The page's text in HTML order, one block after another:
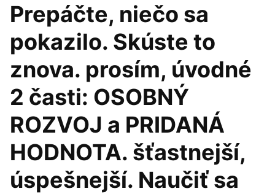
Prepáčte, niečo sa
pokazilo. Skúste to
znova. prosím, úvodné
2 časti: OSOBNÝ
ROZVOJ a PRIDANÁ
HODNOTA. šťastnejší,
úspešnejší. Naučiť sa